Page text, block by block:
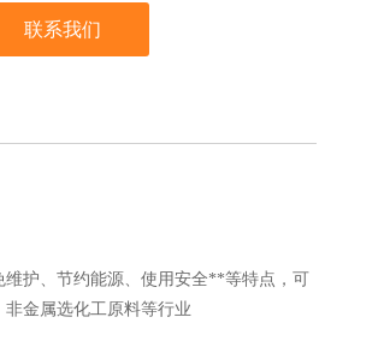
联系我们
护、节约能源、使用安全**等特点，可
金属选化工原料等行业